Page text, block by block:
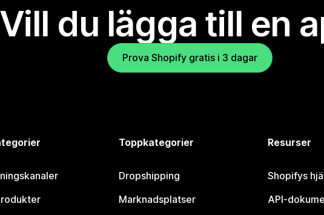
Vill du lägga till en
Prova Shopify gratis i 3 dagar
Toppkategorier
Dropshipping
Marknadsplatser
Resurser
Shopifys
API-